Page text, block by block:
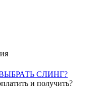
СЛИНГ?
и получить?